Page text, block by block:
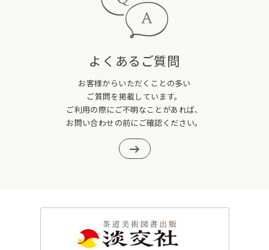
よくあるご質問
お客様からいただくことの多い
ご質問を掲載しています。
ご利用の際にご不明なことがあれば、
お問い合わせの前にご確認ください。